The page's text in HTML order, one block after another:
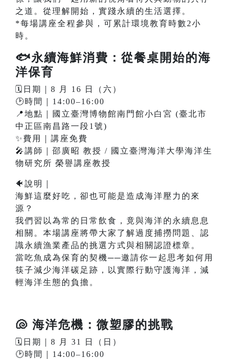
之道。從理解開始，實踐永續的生活選擇。
*每場講座全程參與，可累計環境教育時數2小
時。
🐟永續海鮮消費：從餐桌開始的海
洋保育
🗓️日期｜8 月 16 日（六）
🕑時間｜14:00–16:00
📍地點｜國立臺灣博物館南門館小白宮 (臺北市
中正區南昌路一段1號)
✨費用｜講座免費
🎤講師｜邵廣昭 教授 / 國立臺灣海洋大學海洋生
物研究所 榮譽講座教授
🐠說明｜
海鮮這麼好吃，卻也可能是造成海洋壓力的來
源？
我們習以為常的日常飲食，竟與海洋的永續息息
相關。本場講座將帶大家了解過度捕撈問題、認
識永續漁業產品的挑選方式與相關認證標章。
當吃魚成為保育的契機──邀請你一起思考如何用
筷子減少海洋碳足跡，以實際行動守護海洋，減
輕海洋生態的負擔。
🐚 海洋危機：微塑膠的挑戰
🗓️日期｜8 月 31 日（日）
🕑時間｜14:00–16:00